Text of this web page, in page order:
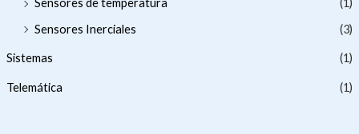
Sensores de temperatura
(1)
Sensores Inerciales
(3)
Sistemas (1)
Telemática (1)